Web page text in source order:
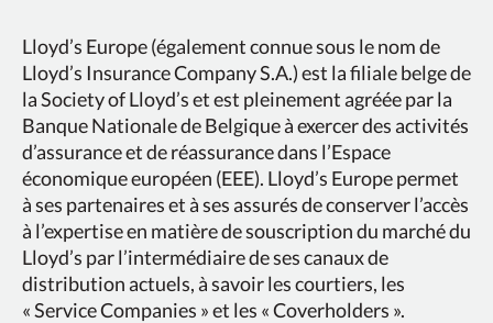
Lloyd’s Europe (également connue sous le nom de
Lloyd’s Insurance Company S.A.) est la filiale belge de
la Society of Lloyd’s et est pleinement agréée par la
Banque Nationale de Belgique à exercer des activités
d’assurance et de réassurance dans l’Espace
économique européen (EEE). Lloyd’s Europe permet
à ses partenaires et à ses assurés de conserver l’accès
à l’expertise en matière de souscription du marché du
Lloyd’s par l’intermédiaire de ses canaux de
distribution actuels, à savoir les courtiers, les
« Service Companies » et les « Coverholders ».